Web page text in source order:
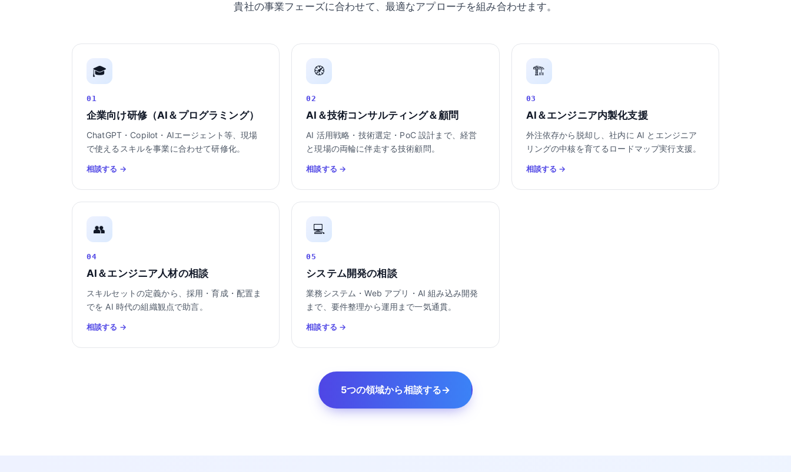
貴社の事業フェーズに合わせて、最適なアプローチを組み合わせます。
🎓
01
企業向け研修（AI＆プログラミング）
ChatGPT・Copilot・AIエージェント等、現場
で使えるスキルを事業に合わせて研修化。
相談する →
🧭
02
AI＆技術コンサルティング＆顧問
AI 活用戦略・技術選定・PoC 設計まで、経営
と現場の両輪に伴走する技術顧問。
相談する →
🏗️
03
AI＆エンジニア内製化支援
外注依存から脱却し、社内に AI とエンジニア
リングの中核を育てるロードマップ実行支援。
相談する →
👥
04
AI＆エンジニア人材の相談
スキルセットの定義から、採用・育成・配置ま
でを AI 時代の組織観点で助言。
相談する →
💻
05
システム開発の相談
業務システム・Web アプリ・AI 組み込み開発
まで、要件整理から運用まで一気通貫。
相談する →
5つの領域から相談する→